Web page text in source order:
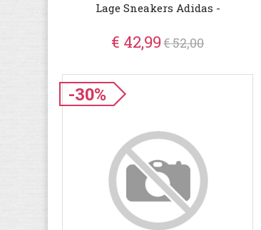
Lage Sneakers Adidas -
€ 42,99€ 52,00
-30%